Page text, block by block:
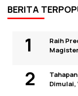
BERITA
Raih
Dimulai,